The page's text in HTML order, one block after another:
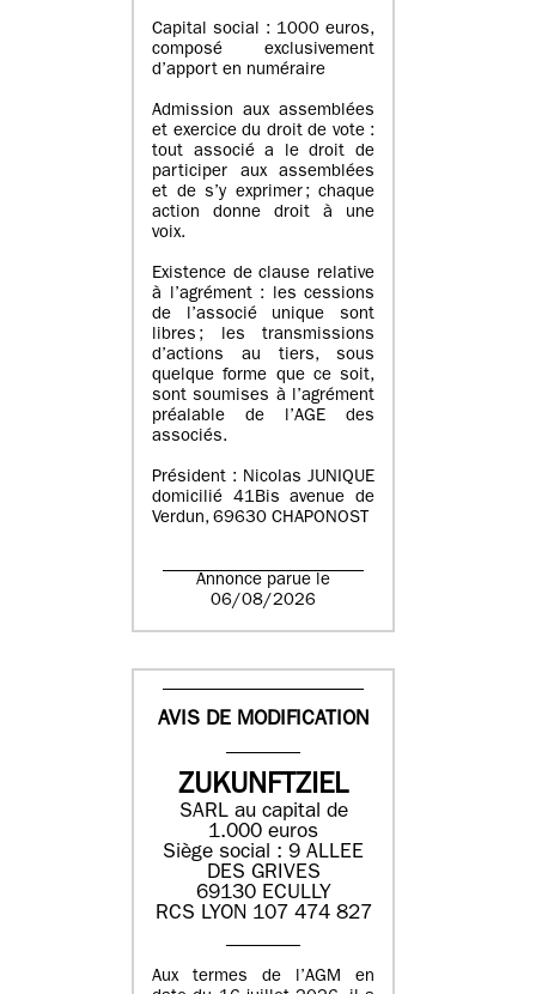
Capital social : 1000 euros,
composé exclusivement
d’apport en numéraire
Admission aux assemblées
et exercice du droit de vote :
tout associé a le droit de
participer aux assemblées
et de s’y exprimer ; chaque
action donne droit à une
voix.
Existence de clause relative
à l’agrément : les cessions
de l’associé unique sont
libres ; les transmissions
d’actions au tiers, sous
quelque forme que ce soit,
sont soumises à l’agrément
préalable de l’AGE des
associés.
Président : Nicolas JUNIQUE
domicilié 41Bis avenue de
Verdun, 69630 CHAPONOST
Annonce parue le
06/08/2026
AVIS DE MODIFICATION
ZUKUNFTZIEL
SARL au capital de
1.000 euros
Siège social : 9 ALLEE
DES GRIVES
69130 ECULLY
RCS LYON 107 474 827
Aux termes de l’AGM en